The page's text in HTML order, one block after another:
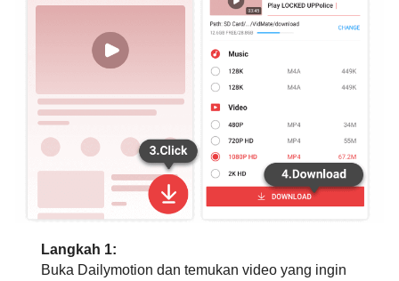
Langkah 1:
Buka Dailymotion dan temukan video yang ingin